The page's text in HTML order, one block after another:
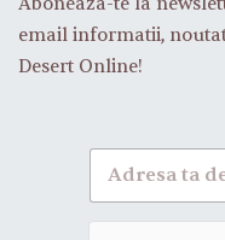
email informatii,
Desert Online!
A
o
n